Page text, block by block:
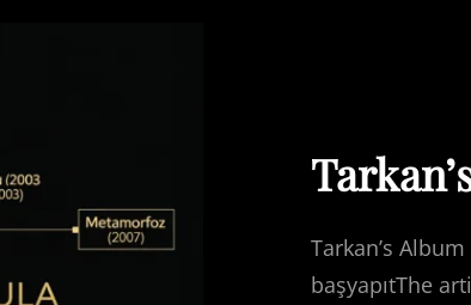
Tarkan’s
başyapıtThe